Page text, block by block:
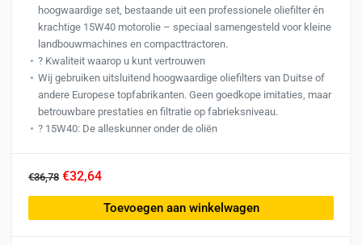
hoogwaardige set, bestaande uit een professionele oliefilter én
krachtige 15W40 motorolie – speciaal samengesteld voor kleine
landbouwmachines en compacttractoren.
?️ Kwaliteit waarop u kunt vertrouwen
Wij gebruiken uitsluitend hoogwaardige oliefilters van Duitse of
andere Europese topfabrikanten. Geen goedkope imitaties, maar
betrouwbare prestaties en filtratie op fabrieksniveau.
?️ 15W40: De alleskunner onder de oliën
€36,78 €32,64
Toevoegen aan winkelwagen